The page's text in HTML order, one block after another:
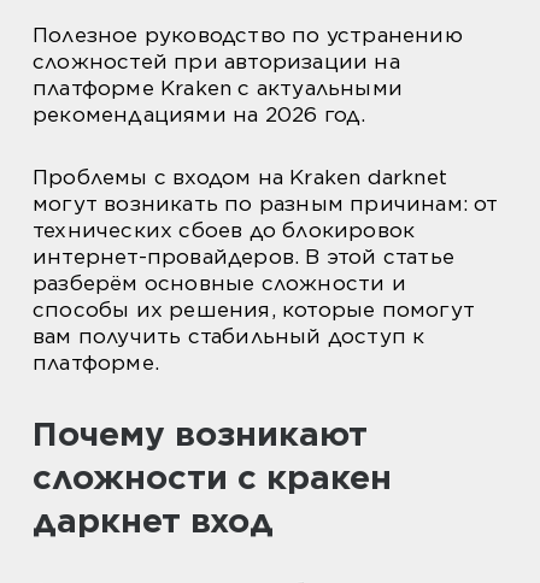
Полезное руководство по устранению
сложностей при авторизации на
платформе Kraken с актуальными
рекомендациями на 2026 год.
Проблемы с входом на Kraken darknet
могут возникать по разным причинам: от
технических сбоев до блокировок
интернет-провайдеров. В этой статье
разберём основные сложности и
способы их решения, которые помогут
вам получить стабильный доступ к
платформе.
Почему возникают
сложности с кракен
даркнет вход